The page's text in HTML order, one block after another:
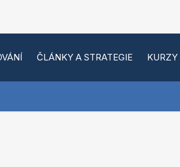
ČLÁNKY A STRATEGIE KURZY